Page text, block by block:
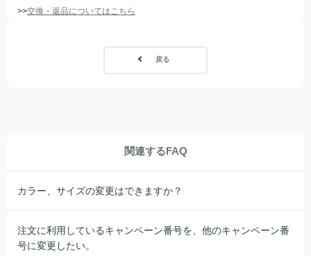
>>交換・返品についてはこちら
戻る
関連するFAQ
カラー、サイズの変更はできますか？
注文に利用しているキャンペーン番号を、他のキャンペーン番
号に変更したい。